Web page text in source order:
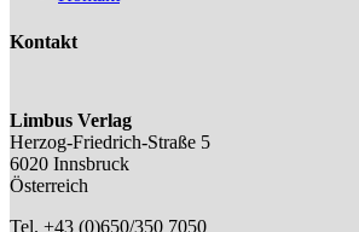
Kontakt
Limbus Verlag
Herzog-Friedrich-Straße 5
6020 Innsbruck
Österreich
Tel. +43 (0)650/350 7050